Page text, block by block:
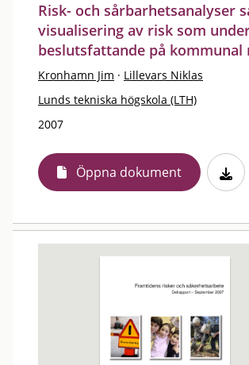
Risk- och sårbarhetsanalyser
visualisering av risk som
beslutsfattande på kommunal
Kronhamn Jim · Lillevars Niklas
Lunds tekniska högskola (LTH)
2007
Öppna dokument